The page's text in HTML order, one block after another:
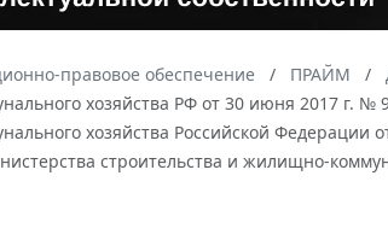
правовое обеспечение ПРАЙМ
хозяйства РФ от 30 июня 2017 г.
хозяйства Российской Федерации
строительства и жилищно-